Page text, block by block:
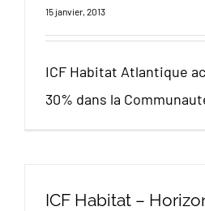
15 janvier, 2013
ICF Habitat Atlantique
30% dans la
ICF Habitat –